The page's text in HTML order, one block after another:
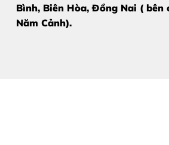
Để nhận báo giá chính xác
Bình, Biên Hòa, Đồng Nai ( bên
Năm Cảnh).